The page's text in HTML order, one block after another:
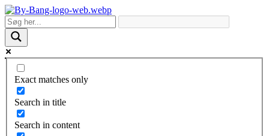
Skip
to
content
Exact matches only
Search in title
Search in content